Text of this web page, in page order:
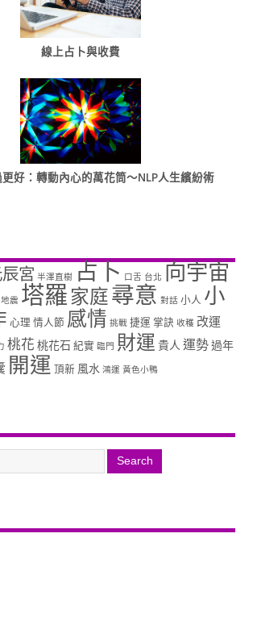
線上占卜與收費
好：轉動內心的萬花筒～NLP人生繽紛術
宮 半澤直樹 占卜 口舌 台北 向宇宙
地震 塔羅家庭尋意 對話 小人 小
心理情人節 感情 挑戰 捷運 掌訣 收穫 改運
桃花 桃花石 紀實 臨門 財運 貴人 運勢過年
開運 頂新 風水 鴻運 黃色小鴨